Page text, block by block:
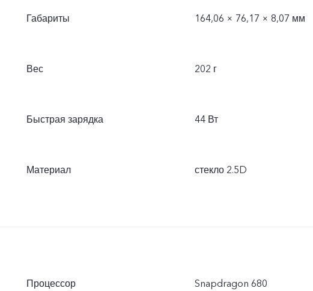
Габариты 164,06 × 76,17 × 8,07 мм
Вес 202 г
Быстрая зарядка 44 Вт
Материал стекло 2.5D
Процессор Snapdragon 680